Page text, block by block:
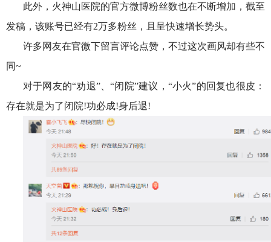
此外，火神山医院的官方微博粉丝数也在不断增加，截至
发稿，该账号已经有2万多粉丝，且呈快速增长势头。
许多网友在官微下留言评论点赞，不过这次画风却有些不
同~
对于网友的“劝退”、“闭院”建议，“小火”的回复也很皮：
存在就是为了闭院!功必成!身后退!